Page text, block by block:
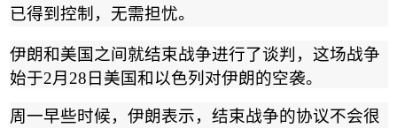
已得到控制，无需担忧。
伊朗和美国之间就结束战争进行了谈判，这场战争
始于2月 28 日美国和以色列对伊朗的空袭。
周一早些时候，伊朗表示，结束战争的协议不会很